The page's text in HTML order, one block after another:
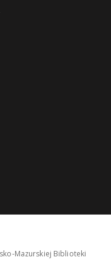
Mazurskiej Biblioteki